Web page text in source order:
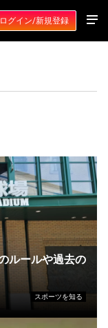
ログイン/新規登録
ールや過去の記
スポーツを知る